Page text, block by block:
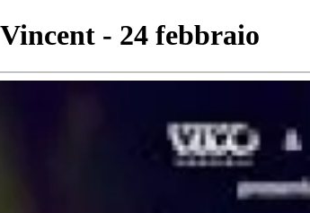
- 24 febbraio